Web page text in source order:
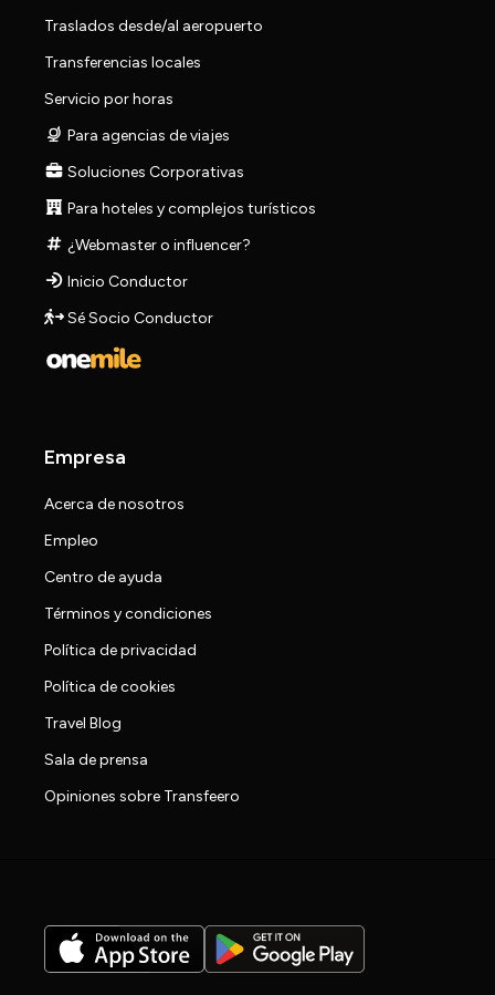
Traslados desde/al aeropuerto
Transferencias locales
Servicio por horas
Para agencias de viajes
Soluciones Corporativas
Para hoteles y complejos turísticos
¿Webmaster o influencer?
Inicio Conductor
Sé Socio Conductor
Empresa
Acerca de nosotros
Empleo
Centro de ayuda
Términos y condiciones
Política de privacidad
Política de cookies
Travel Blog
Sala de prensa
Opiniones sobre Transfeero